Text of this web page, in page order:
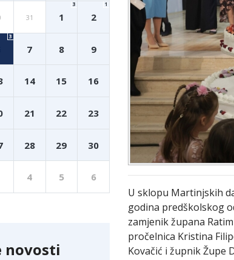
31 1
3
2
1
3
7 8 9
14 15 16
21 22 23
28 29 30
4 5 6
novosti
U sklopu Martinjskih
godina predškolskog
zamjenik župana
pročelnica Kristina
Kovačić i župnik Župe